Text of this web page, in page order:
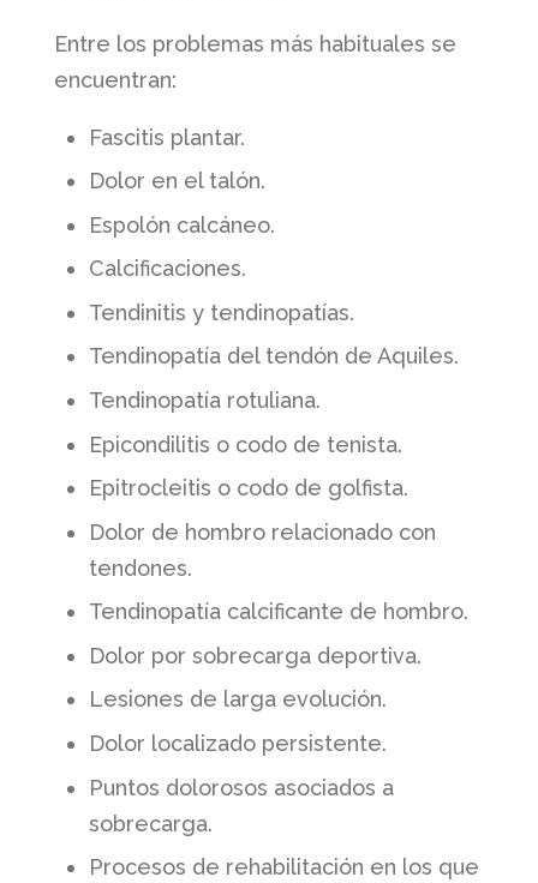
Entre los problemas más habituales se
encuentran:
Fascitis plantar.
Dolor en el talón.
Espolón calcáneo.
Calcificaciones.
Tendinitis y tendinopatías.
Tendinopatía del tendón de Aquiles.
Tendinopatía rotuliana.
Epicondilitis o codo de tenista.
Epitrocleitis o codo de golfista.
Dolor de hombro relacionado con
tendones.
Tendinopatía calcificante de hombro.
Dolor por sobrecarga deportiva.
Lesiones de larga evolución.
Dolor localizado persistente.
Puntos dolorosos asociados a
sobrecarga.
Procesos de rehabilitación en los que